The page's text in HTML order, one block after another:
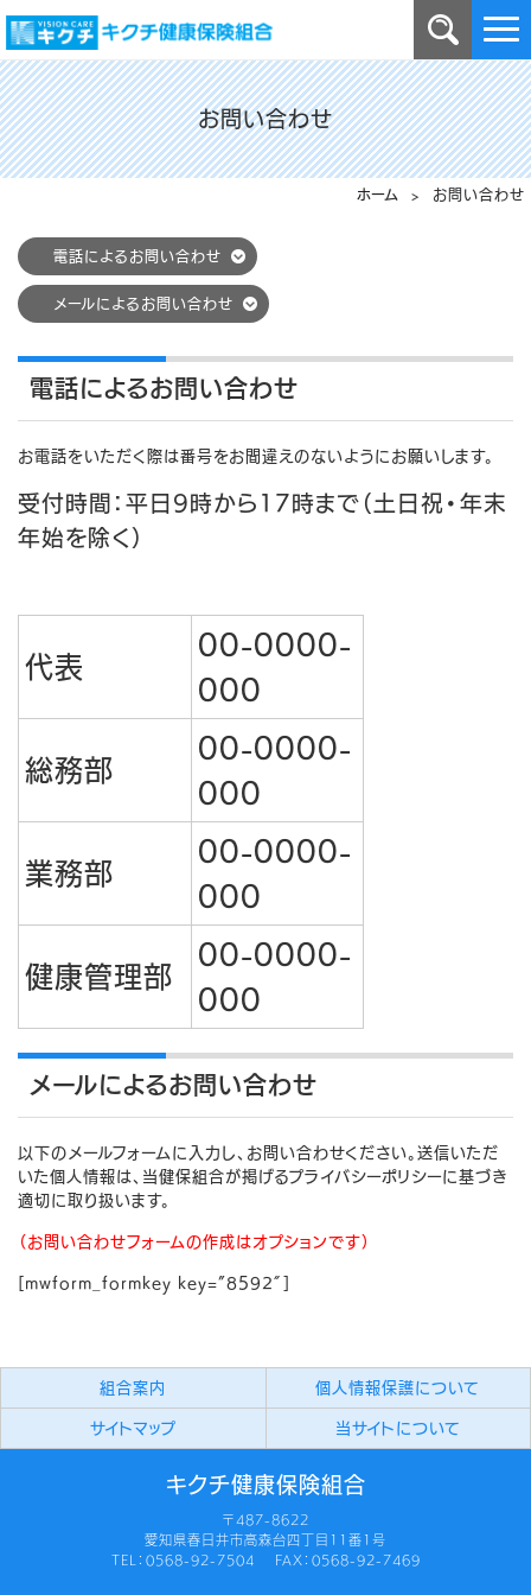
ホーム > お問い合わせ
お問い合わせ
電話によるお問い合わせ
メールによるお問い合わせ
電話によるお問い合わせ
お電話をいただく際は番号をお間違えのないようにお願いします。
受付時間：平日9時から17時まで（土日祝・年末
年始を除く）
代表
00-0000-
000
総務部
00-0000-
000
業務部
00-0000-
000
健康管理部
00-0000-
000
メールによるお問い合わせ
以下のメールフォームに入力し、お問い合わせください。送信いただ
いた個人情報は、当健保組合が掲げるプライバシーポリシーに基づき
適切に取り扱います。
（お問い合わせフォームの作成はオプションです）
[mwform_formkey key=”8592″]
組合案内 個人情報保護について
サイトマップ 当サイトについて
キクチ健康保険組合
〒487-8622
愛知県春日井市高森台四丁目11番1号
TEL：0568-92-7504 FAX：0568-92-7469